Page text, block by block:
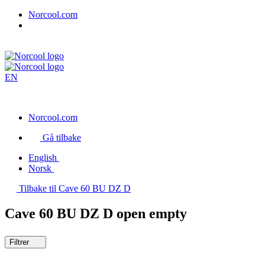
Norcool.com
EN
Norcool.com
Gå tilbake
English
Norsk
Tilbake til Cave 60 BU DZ D
Cave 60 BU DZ D open empty
Filtrer